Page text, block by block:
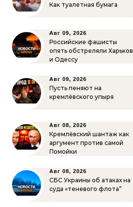
Как туалетная бумага
Авг 09, 2026
Российские фашисты
опять обстреляли Харьков
и Одессу
Авг 09, 2026
Пусть пеняют на
кремлёвского упыря
Авг 08, 2026
Кремлёвский шантаж как
аргумент против самой
Помойки
Авг 08, 2026
СБС Украины об атаках на
суда «теневого флота”